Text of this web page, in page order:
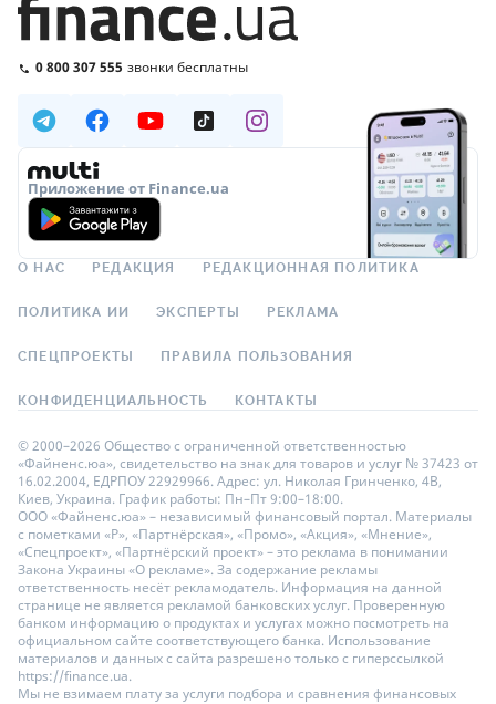
0 800 307 555 звонки бесплатны
Приложение от Finance.ua
О НАС РЕДАКЦИЯ РЕДАКЦИОННАЯ ПОЛИТИКА
ПОЛИТИКА ИИ ЭКСПЕРТЫ РЕКЛАМА
СПЕЦПРОЕКТЫ ПРАВИЛА ПОЛЬЗОВАНИЯ
КОНФИДЕНЦИАЛЬНОСТЬ КОНТАКТЫ
© 2000–2026 Общество с ограниченной ответственностью
«Файненс.юа», свидетельство на знак для товаров и услуг № 37423 от
16.02.2004, ЕДРПОУ 22929966. Адрес: ул. Николая Гринченко, 4В,
Киев, Украина. График работы: Пн–Пт 9:00–18:00.
ООО «Файненс.юа» – независимый финансовый портал. Материалы
с пометками «Р», «Партнёрская», «Промо», «Акция», «Мнение»,
«Спецпроект», «Партнёрский проект» – это реклама в понимании
Закона Украины «О рекламе». За содержание рекламы
ответственность несёт рекламодатель. Информация на данной
странице не является рекламой банковских услуг. Проверенную
банком информацию о продуктах и услугах можно посмотреть на
официальном сайте соответствующего банка. Использование
материалов и данных с сайта разрешено только с гиперссылкой
https://finance.ua.
Мы не взимаем плату за услуги подбора и сравнения финансовых